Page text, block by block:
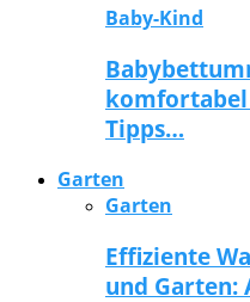
Baby-Kind
Tipps…
Garten
Garten
Effiziente
und Garten: